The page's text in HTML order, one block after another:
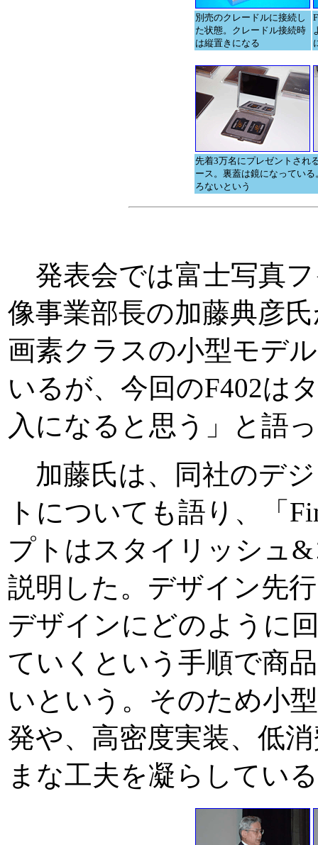
別売のクレードルに接続し
た状態。クレードル接続時
は縦置きになる
先着3万名にプレゼントされ
ース。裏蓋は鏡になってい
ろないという
発表会では富士写真
像事業部長の加藤典彦
画素クラスの小型モデ
いるが、今回のF402は
入になると思う」と語
加藤氏は、同社のデ
トについても語り、「
プトはスタイリッシュ
説明した。デザイン先
デザインにどのように
ていくという手順で商
いという。そのため小
発や、高密度実装、低
まな工夫を凝らしてい